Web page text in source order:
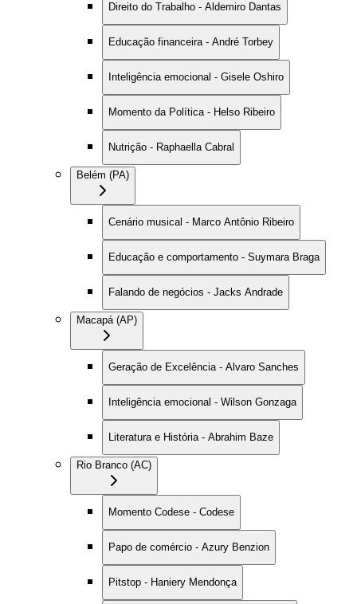
Direito do Trabalho - Aldemiro Dantas
Educação financeira - André Torbey
Inteligência emocional - Gisele Oshiro
Momento da Política - Helso Ribeiro
Nutrição - Raphaella Cabral
Belém (PA)
Cenário musical - Marco Antônio Ribeiro
Educação e comportamento - Suymara Braga
Falando de negócios - Jacks Andrade
Macapá (AP)
Geração de Excelência - Alvaro Sanches
Inteligência emocional - Wilson Gonzaga
Literatura e História - Abrahim Baze
Rio Branco (AC)
Momento Codese - Codese
Papo de comércio - Azury Benzion
Pitstop - Haniery Mendonça